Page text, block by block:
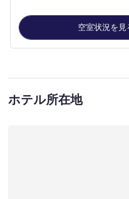
空室状況を見
ホテル所在地